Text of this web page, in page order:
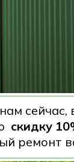
сейчас,
скидку
ремонт